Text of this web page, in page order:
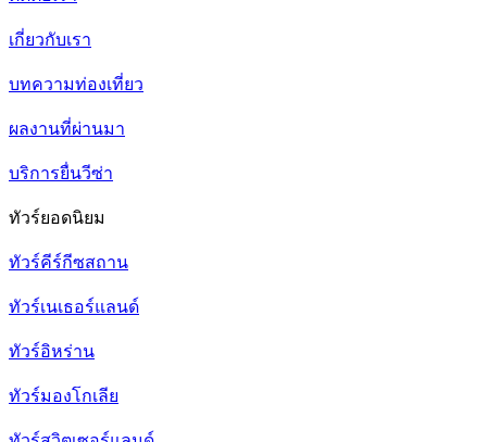
เกี่ยวกับเรา
บทความท่องเที่ยว
ผลงานที่ผ่านมา
บริการยื่นวีซ่า
ทัวร์ยอดนิยม
ทัวร์คีร์กีซสถาน
ทัวร์เนเธอร์แลนด์
ทัวร์อิหร่าน
ทัวร์มองโกเลีย